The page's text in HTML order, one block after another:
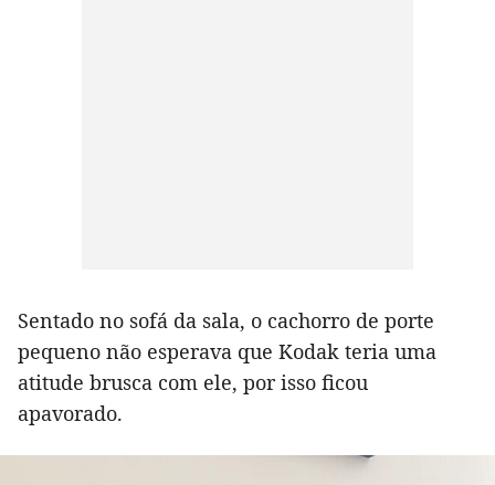
Sentado no sofá da sala, o cachorro de porte
pequeno não esperava que Kodak teria uma
atitude brusca com ele, por isso ficou
apavorado.